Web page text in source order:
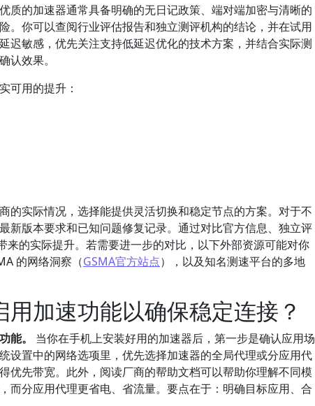
质的加速器通常具备明确的无日记政策、端对端加密与清晰的
。你可以查阅行业评估报告和独立测评机构的结论，并在试用
迟敏感，优先关注支持低延迟优化的技术方案，并结合实际测
认效果。
可用的提升：
的实际情况，选择能提供灵活切换和稳定节点的方案。对于不
新版本要求和已知问题修复记录。通过对比官方信息、独立评
来的实际提升。若需要进一步的对比，以下外部资源可能对你
的网络洞察（GSMA官方站点），以及知名测速平台的多地
加速功能以确保稳定连接？
能。
当你在手机上安装好用的加速器后，第一步是确认应用场
设置中的网络选项里，优先选择加速器的全局代理或分应用代
优先带宽。此外，阅读厂商的帮助文档可以帮助你理解不同模
而分应用代理更省电、省流量。要点在于：明确目标应用、合